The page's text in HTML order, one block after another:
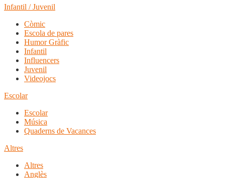
Infantil / Juvenil
Còmic
Escola de pares
Humor Gràfic
Infantil
Influencers
Juvenil
Videojocs
Escolar
Escolar
Música
Quaderns de Vacances
Altres
Altres
Anglès